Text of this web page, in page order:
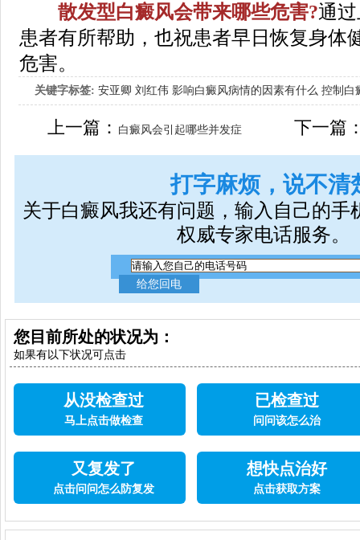
散发型白癜风会带来哪些危害?通
患者有所帮助，也祝患者早日恢复身体
危害。
关键字标签: 安亚卿 刘红伟 影响白癜风病情的因素有什么 控制白
女生应该如何治疗呢
上一篇： 白癜风会引起哪些并发症 下一篇
打字麻烦，说不清
关于白癜风我还有问题，输入自己的手
权威专家电话服务。
您目前所处的状况为：
如果有以下状况可点击
从没检查过
马上点击做检查
已检查过
问问该怎么治
又复发了
点击问问怎么防复发
想快点治好
点击获取方案